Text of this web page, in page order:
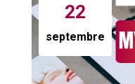
22
septembre